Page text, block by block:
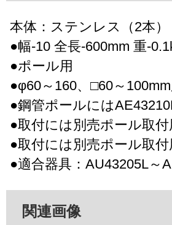
本体：ステンレス（2本）
●幅-10 全長-600mm 重-
●ポール用
●φ60～160、□60～100mm
●鋼管ポールには
●取付には別売ポール取
●取付には別売ポール取
●適合器具：AU43205L～
関連画像